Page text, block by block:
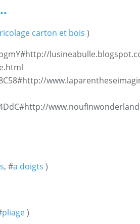
carton et bois )
, #a doigts )
pliage)